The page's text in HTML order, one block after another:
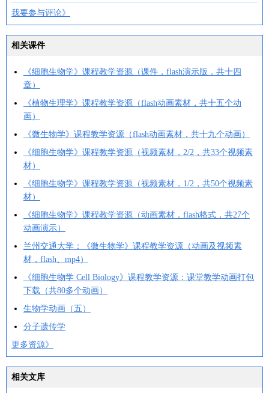
我要参与评论》
相关课件
《细胞生物学》课程教学资源（课件，flash演示版，共十四
章）
《植物生理学》课程教学资源（flash动画素材，共十五个动
画）
《微生物学》课程教学资源（flash动画素材，共十九个动画）
《细胞生物学》课程教学资源（视频素材，2/2，共33个视频素
材）
《细胞生物学》课程教学资源（视频素材，1/2，共50个视频素
材）
《细胞生物学》课程教学资源（动画素材，flash格式，共27个
动画演示）
兰州交通大学：《微生物学》课程教学资源（动画及视频素
材，flash、mp4）
《细胞生物学 Cell Biology》课程教学资源：课堂教学动画打包
下载（共80多个动画）
生物学动画（五）
分子遗传学
更多资源》
相关文库